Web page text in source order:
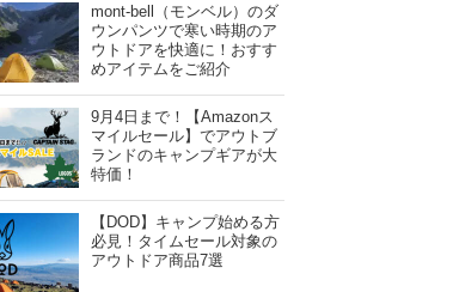
mont-bell（モンベル）のダ
ウンパンツで寒い時期のア
ウトドアを快適に！おすす
めアイテムをご紹介
9月4日まで！【Amazonス
マイルセール】でアウトブ
ランドのキャンプギアが大
特価！
【DOD】キャンプ始める方
必見！タイムセール対象の
アウトドア商品7選